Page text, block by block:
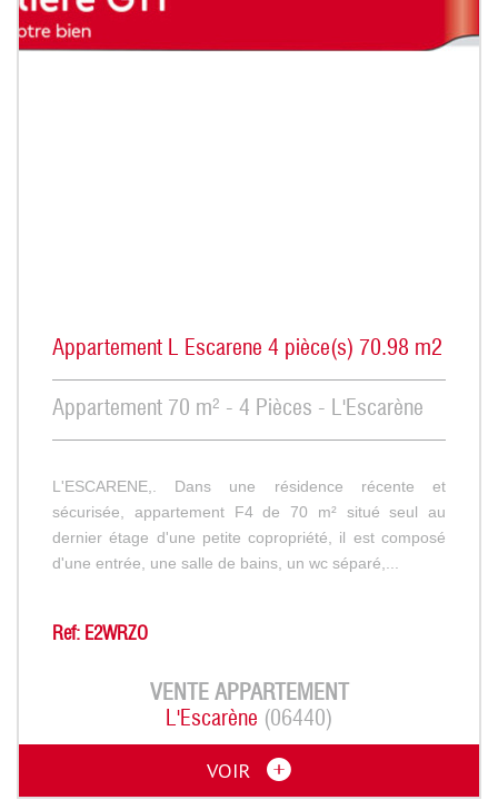
Appartement L Escarene 4 pièce(s) 70.98 m2
Appartement 70 m² - 4 Pièces - L'Escarène
L'ESCARENE,. Dans une résidence récente et
sécurisée, appartement F4 de 70 m² situé seul au
dernier étage d'une petite copropriété, il est composé
d'une entrée, une salle de bains, un wc séparé,...
Ref: E2WRZO
VENTE APPARTEMENT
L'Escarène (06440)
VOIR